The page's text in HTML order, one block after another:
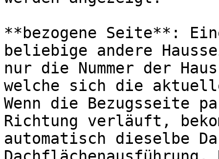
**bezogene Seite**:
beliebige andere
nur die Nummer der
welche sich die
Wenn die
Richtung verläuft,
automatisch dieselbe